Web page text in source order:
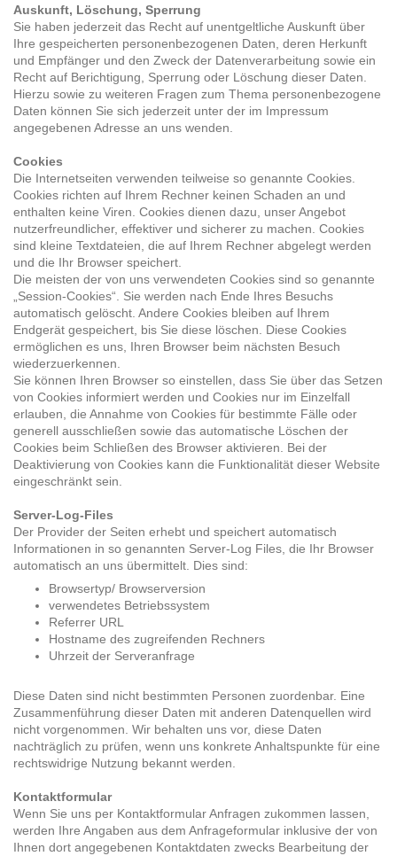
Auskunft, Löschung, Sperrung
Sie haben jederzeit das Recht auf unentgeltliche Auskunft über
Ihre gespeicherten personenbezogenen Daten, deren Herkunft
und Empfänger und den Zweck der Datenverarbeitung sowie ein
Recht auf Berichtigung, Sperrung oder Löschung dieser Daten.
Hierzu sowie zu weiteren Fragen zum Thema personenbezogene
Daten können Sie sich jederzeit unter der im Impressum
angegebenen Adresse an uns wenden.
Cookies
Die Internetseiten verwenden teilweise so genannte Cookies.
Cookies richten auf Ihrem Rechner keinen Schaden an und
enthalten keine Viren. Cookies dienen dazu, unser Angebot
nutzerfreundlicher, effektiver und sicherer zu machen. Cookies
sind kleine Textdateien, die auf Ihrem Rechner abgelegt werden
und die Ihr Browser speichert.
Die meisten der von uns verwendeten Cookies sind so genannte
„Session-Cookies“. Sie werden nach Ende Ihres Besuchs
automatisch gelöscht. Andere Cookies bleiben auf Ihrem
Endgerät gespeichert, bis Sie diese löschen. Diese Cookies
ermöglichen es uns, Ihren Browser beim nächsten Besuch
wiederzuerkennen.
Sie können Ihren Browser so einstellen, dass Sie über das Setzen
von Cookies informiert werden und Cookies nur im Einzelfall
erlauben, die Annahme von Cookies für bestimmte Fälle oder
generell ausschließen sowie das automatische Löschen der
Cookies beim Schließen des Browser aktivieren. Bei der
Deaktivierung von Cookies kann die Funktionalität dieser Website
eingeschränkt sein.
Server-Log-Files
Der Provider der Seiten erhebt und speichert automatisch
Informationen in so genannten Server-Log Files, die Ihr Browser
automatisch an uns übermittelt. Dies sind:
Browsertyp/ Browserversion
verwendetes Betriebssystem
Referrer URL
Hostname des zugreifenden Rechners
Uhrzeit der Serveranfrage
Diese Daten sind nicht bestimmten Personen zuordenbar. Eine
Zusammenführung dieser Daten mit anderen Datenquellen wird
nicht vorgenommen. Wir behalten uns vor, diese Daten
nachträglich zu prüfen, wenn uns konkrete Anhaltspunkte für eine
rechtswidrige Nutzung bekannt werden.
Kontaktformular
Wenn Sie uns per Kontaktformular Anfragen zukommen lassen,
werden Ihre Angaben aus dem Anfrageformular inklusive der von
Ihnen dort angegebenen Kontaktdaten zwecks Bearbeitung der